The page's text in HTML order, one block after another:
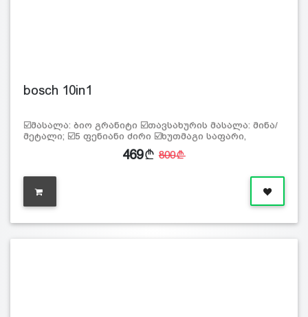
bosch 10in1
☑️მასალა: ბიო გრანიტი ☑️თავსახურის მასალა: მინა/
მეტალი; ☑️5 ფენიანი ძირი ☑️ხუთმაგი საფარი,
469 800